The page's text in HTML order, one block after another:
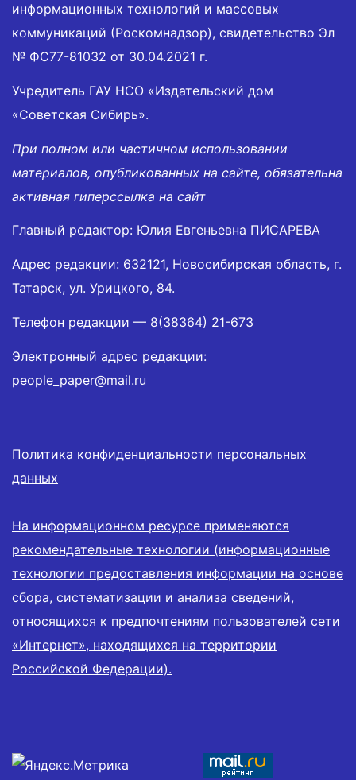
информационных технологий и массовых
коммуникаций (Роскомнадзор), свидетельство Эл
№ ФС77-81032 от 30.04.2021 г.
Учредитель ГАУ НСО «Издательский дом
«Советская Сибирь».
При полном или частичном использовании
материалов, опубликованных на сайте, обязательна
активная гиперссылка на сайт
Главный редактор: Юлия Евгеньевна ПИСАРЕВА
Адрес редакции: 632121, Новосибирская область, г.
Татарск, ул. Урицкого, 84.
Телефон редакции — 8(38364) 21-673
Электронный адрес редакции:
people_paper@mail.ru
Политика конфиденциальности персональных
данных
На информационном ресурсе применяются
рекомендательные технологии (информационные
технологии предоставления информации на основе
сбора, систематизации и анализа сведений,
относящихся к предпочтениям пользователей сети
«Интернет», находящихся на территории
Российской Федерации).